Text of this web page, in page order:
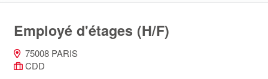
Employé d'étages (H/F)
75008 PARIS
CDD